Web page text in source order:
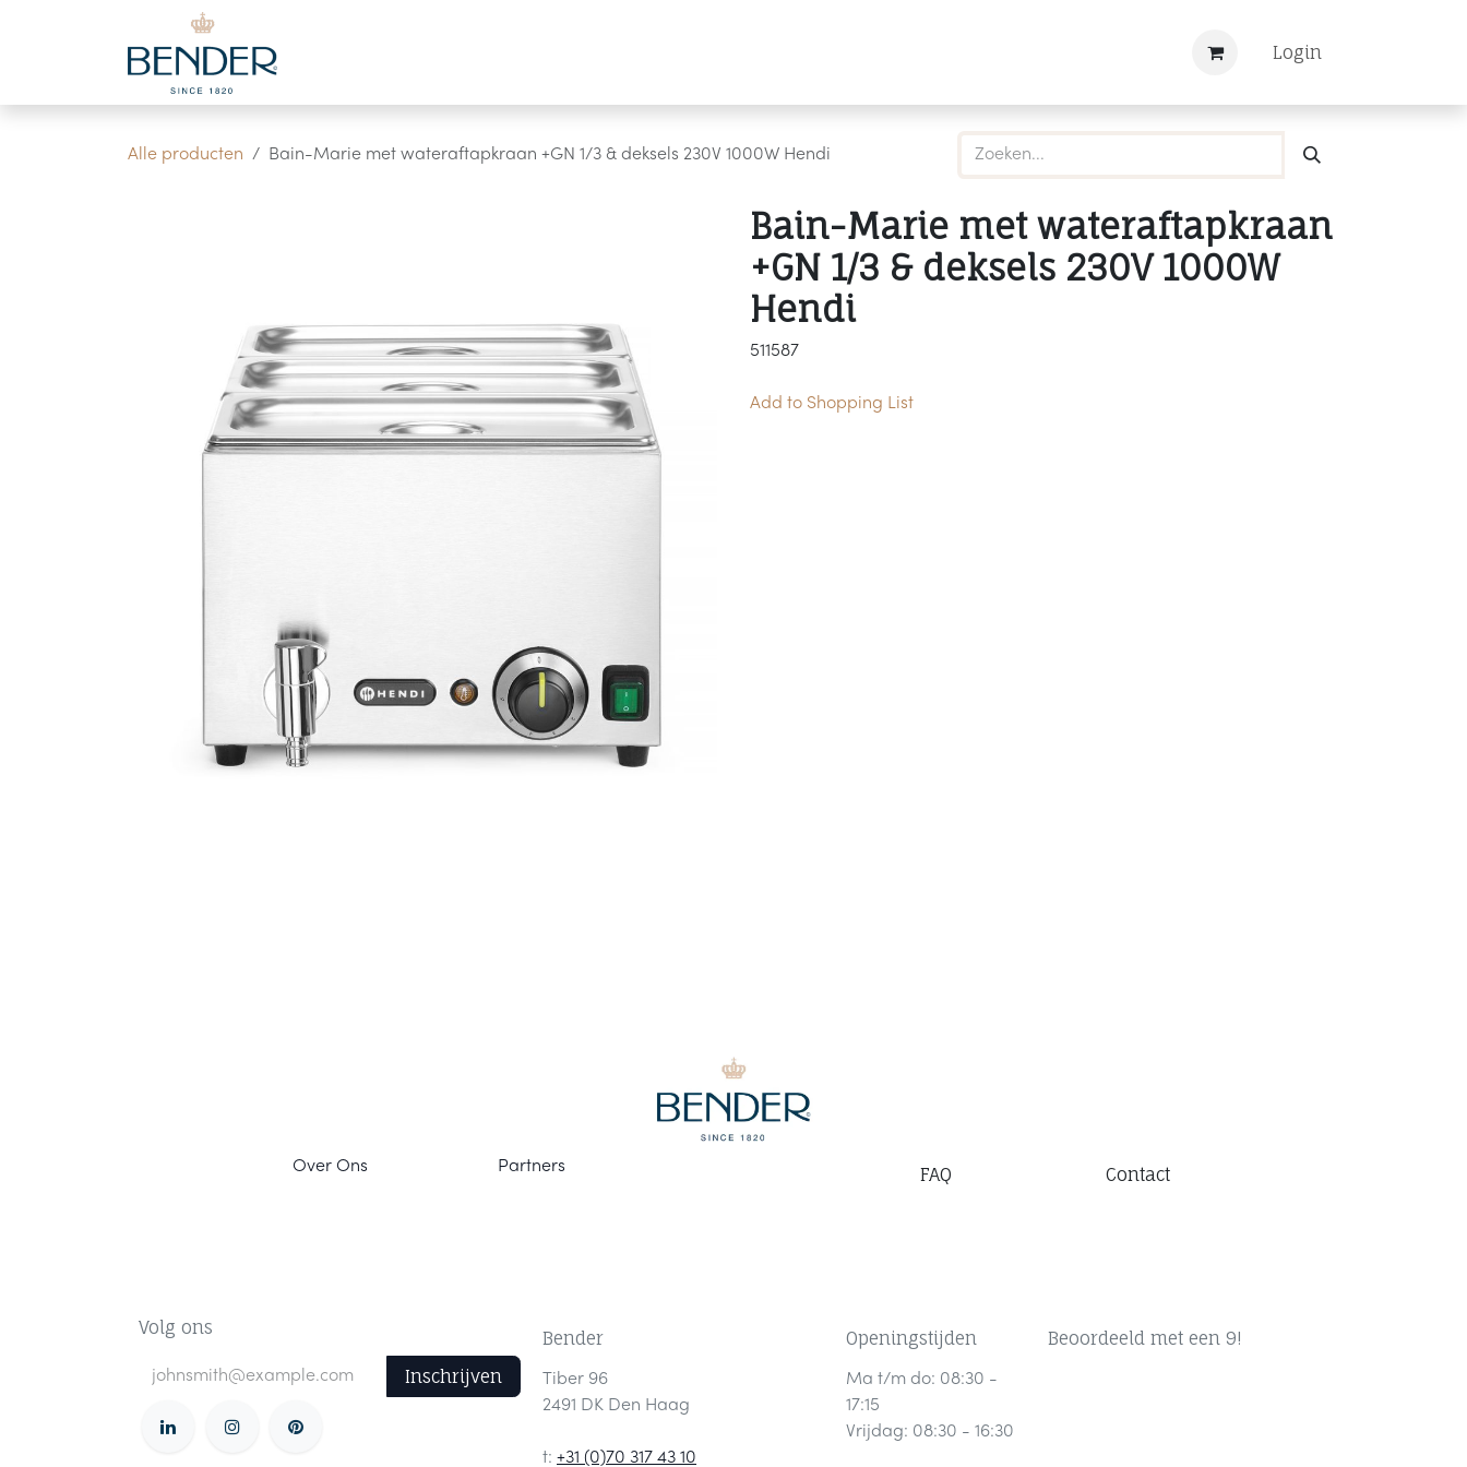
Overslaan naar inhoud
Login
Alle producten Bain-Marie met wateraftapkraan +GN 1/3 & deksels 230V 1000W Hendi
Bain-Marie met wateraftapkraan
+GN 1/3 & deksels 230V 1000W
Hendi
511587
Add to Shopping List
Volg ons
Inschrijven
Bender
Tiber 96
2491 DK Den Haag
t: +31 (0)70 317 43 10
Openingstijden
Ma t/m do: 08:30 -
17:15
Vrijdag: 08:30 - 16:30
Beoordeeld met een 9!
Contact
Partners
Over Ons FAQ